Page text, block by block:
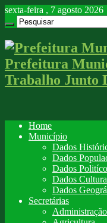
sexta-feira , 7 agosto 2026
Prefeitura
Trabalho Junto
Home
Município
Dados
Dados
Dados
Dados
Dados
Secretárias
Administração